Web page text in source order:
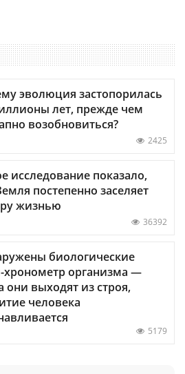
эволюция застопорилась
лет, прежде чем
возобновиться?
2425
исследование показало,
постепенно заселяет
жизнью
36392
биологические
хронометр организма —
они выходят из строя,
человека
5179